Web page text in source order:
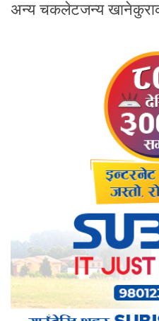
अन्य चकलेटजन्य